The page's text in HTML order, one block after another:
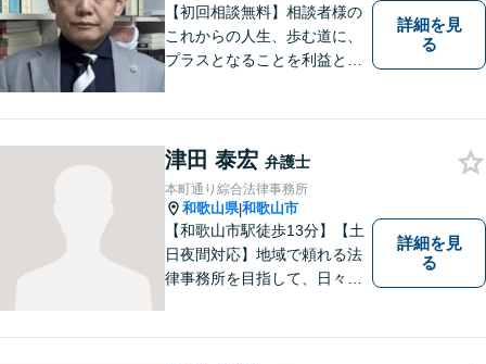
【初回相談無料】相談者様の
これからの人生、歩む道に、
プラスとなることを利益と考
ご相談いただくこともありま
す。
詳細を見
る
津田 泰宏 弁護士
本町通り綜合法律事務所
和歌山県|和歌山市
【和歌山市駅徒歩13分】【土
日夜間対応】地域で頼れる法
律事務所を目指して、日々尽
詳細を見
る